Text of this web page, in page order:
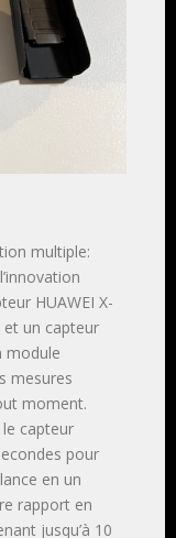
multiple:
HUAWEI X-
et un capteur
module
mesures
moment.
le capteur
pour
en un
rapport en
jusqu’à 10